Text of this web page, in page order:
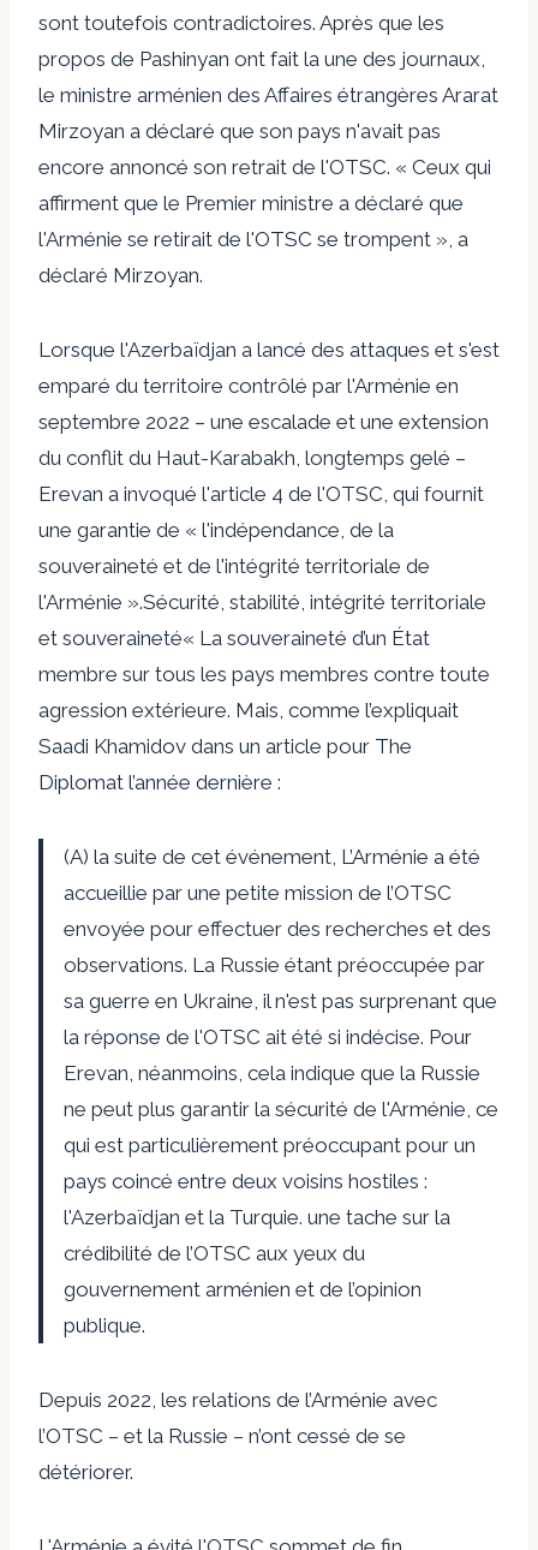
sont toutefois contradictoires. Après que les
propos de Pashinyan ont fait la une des journaux,
le ministre arménien des Affaires étrangères Ararat
Mirzoyan a déclaré que son pays n'avait pas
encore annoncé son retrait de l'OTSC. « Ceux qui
affirment que le Premier ministre a déclaré que
l'Arménie se retirait de l'OTSC se trompent », a
déclaré Mirzoyan.
Lorsque l'Azerbaïdjan a lancé des attaques et s'est
emparé du territoire contrôlé par l'Arménie en
septembre 2022 – une escalade et une extension
du conflit du Haut-Karabakh, longtemps gelé –
Erevan a invoqué l'article 4 de l'OTSC, qui fournit
une garantie de « l'indépendance, de la
souveraineté et de l'intégrité territoriale de
l'Arménie ».Sécurité, stabilité, intégrité territoriale
et souveraineté« La souveraineté d’un État
membre sur tous les pays membres contre toute
agression extérieure. Mais, comme l’expliquait
Saadi Khamidov dans un article pour The
Diplomat l’année dernière :
(A) la suite de cet événement, L’Arménie a été
accueillie par une petite mission de l’OTSC
envoyée pour effectuer des recherches et des
observations. La Russie étant préoccupée par
sa guerre en Ukraine, il n'est pas surprenant que
la réponse de l'OTSC ait été si indécise. Pour
Erevan, néanmoins, cela indique que la Russie
ne peut plus garantir la sécurité de l'Arménie, ce
qui est particulièrement préoccupant pour un
pays coincé entre deux voisins hostiles :
l'Azerbaïdjan et la Turquie. une tache sur la
crédibilité de l’OTSC aux yeux du
gouvernement arménien et de l’opinion
publique.
Depuis 2022, les relations de l’Arménie avec
l’OTSC – et la Russie – n’ont cessé de se
détériorer.